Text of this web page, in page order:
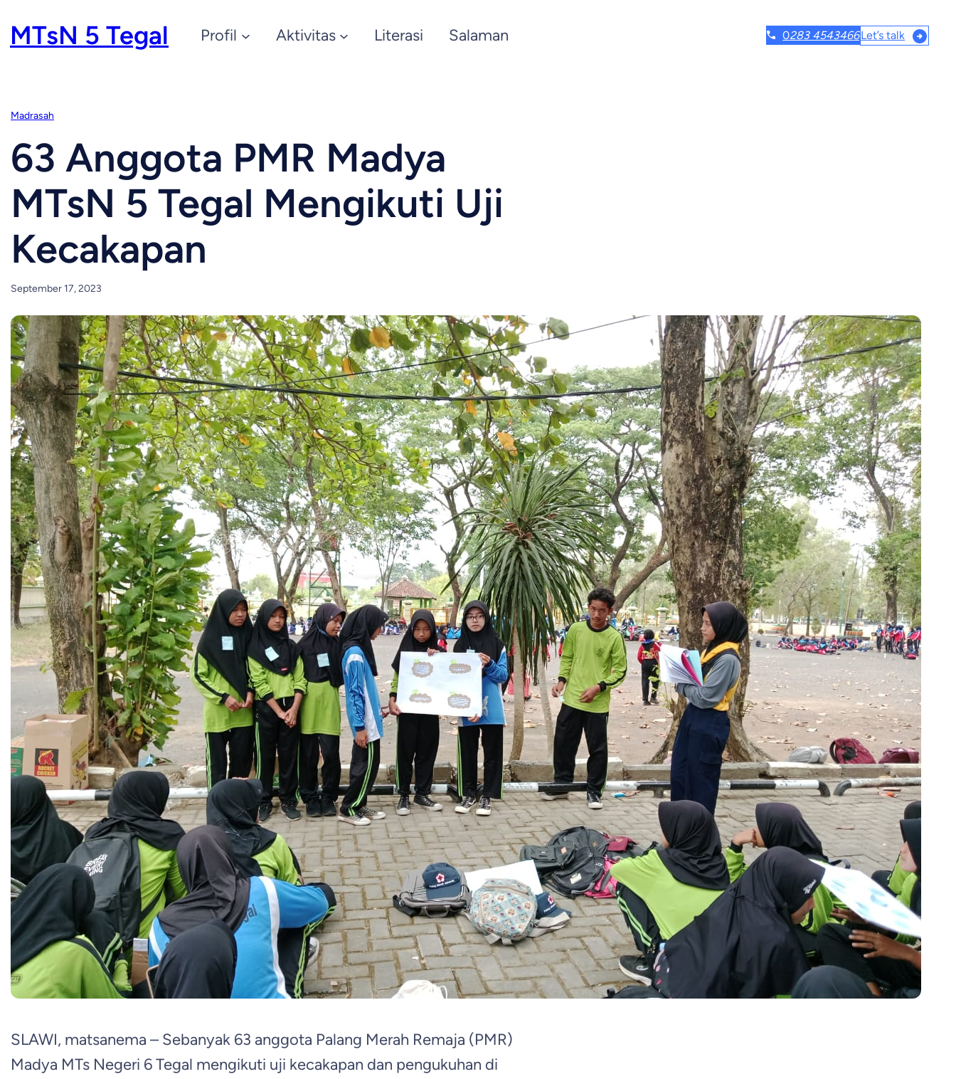
MTsN 5 Tegal Profil Aktivitas Literasi Salaman 0283 4543466Let’s talk
Madrasah
63 Anggota PMR Madya
MTsN 5 Tegal Mengikuti Uji
Kecakapan
September 17, 2023
SLAWI, matsanema – Sebanyak 63 anggota Palang Merah Remaja (PMR)
Madya MTs Negeri 6 Tegal mengikuti uji kecakapan dan pengukuhan di